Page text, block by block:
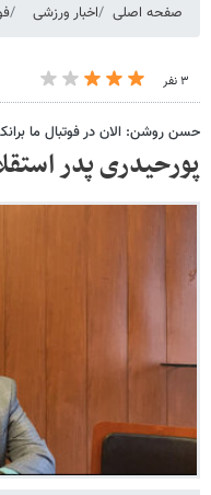
صفحه اصلی اخبار ورزشی
۳ نفر
حسن روشن: الان در فوتبال ما
پورحیدری پدر